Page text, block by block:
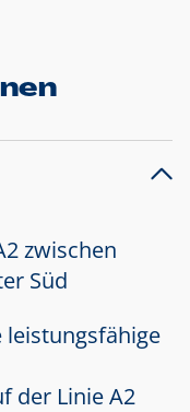
zwischen
Süd
leistungsfähige
der Linie A2